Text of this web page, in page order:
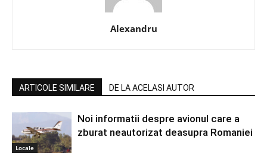
Alexandru
ARTICOLE SIMILARE DE LA ACELASI AUTOR
Locale
Noi informatii despre avionul care a
zburat neautorizat deasupra Romaniei